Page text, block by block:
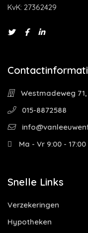
KvK: 27362429
Westmadeweg
015-8872588
Ma - Vr 9:00 - 17:00
Snelle Links
Verzekeringen
Hypotheken